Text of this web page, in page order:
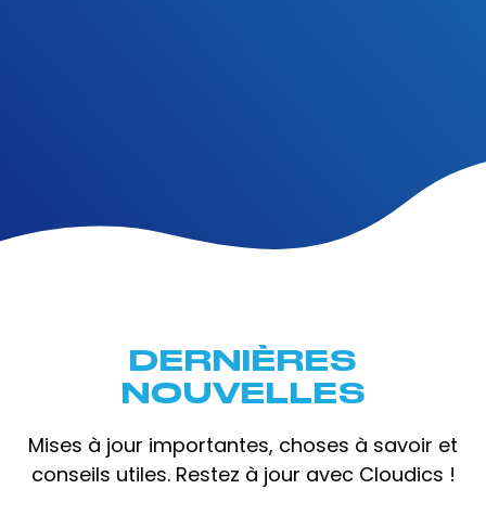
DERNIÈRES
NOUVELLES
Mises à jour importantes, choses à savoir et
conseils utiles. Restez à jour avec Cloudics !